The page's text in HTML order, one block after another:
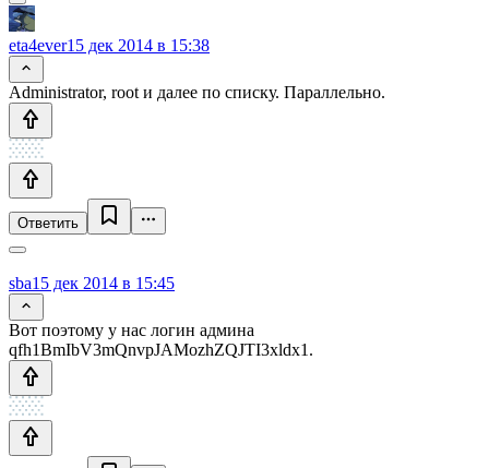
eta4ever15 дек 2014 в 15:38
Administrator, root и далее по списку. Параллельно.
Ответить
sba15 дек 2014 в 15:45
Вот поэтому у нас логин админа
qfh1BmIbV3mQnvpJAMozhZQJTI3xldx1.